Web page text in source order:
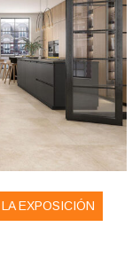
EXPOSICIÓN